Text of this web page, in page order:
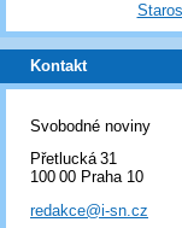
Kontakt
Svobodné noviny
Přetlucká 31
100 00 Praha 10
redakce@i-sn.cz